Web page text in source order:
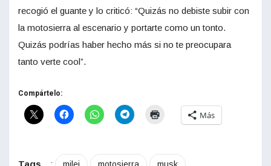
recogió el guante y lo criticó: “Quizás no debiste subir con
la motosierra al escenario y portarte como un tonto.
Quizás podrías haber hecho más si no te preocupara
tanto verte cool”.
Compártelo:
Más
Tags :